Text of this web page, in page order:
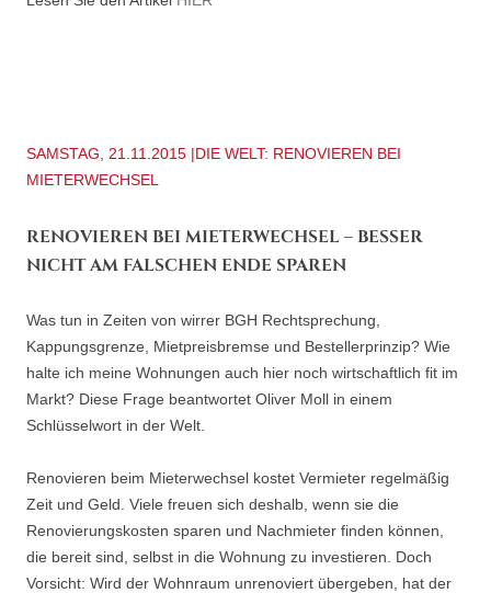
SAMSTAG, 21.11.2015 |DIE WELT: RENOVIEREN BEI
MIETERWECHSEL
RENOVIEREN BEI MIETERWECHSEL – BESSER
NICHT AM FALSCHEN ENDE SPAREN
Was tun in Zeiten von wirrer BGH Rechtsprechung,
Kappungsgrenze, Mietpreisbremse und Bestellerprinzip? Wie
halte ich meine Wohnungen auch hier noch wirtschaftlich fit im
Markt? Diese Frage beantwortet Oliver Moll in einem
Schlüsselwort in der Welt.
Renovieren beim Mieterwechsel kostet Vermieter regelmäßig
Zeit und Geld. Viele freuen sich deshalb, wenn sie die
Renovierungskosten sparen und Nachmieter finden können,
die bereit sind, selbst in die Wohnung zu investieren. Doch
Vorsicht: Wird der Wohnraum unrenoviert übergeben, hat der